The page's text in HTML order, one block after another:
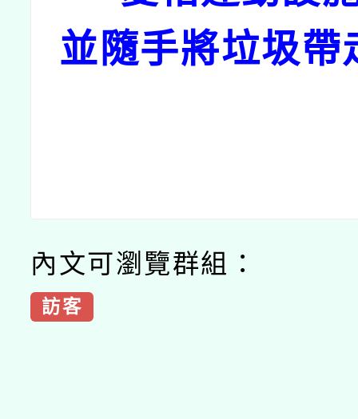
並隨手將垃圾帶
內文可瀏覽群組：
訪客